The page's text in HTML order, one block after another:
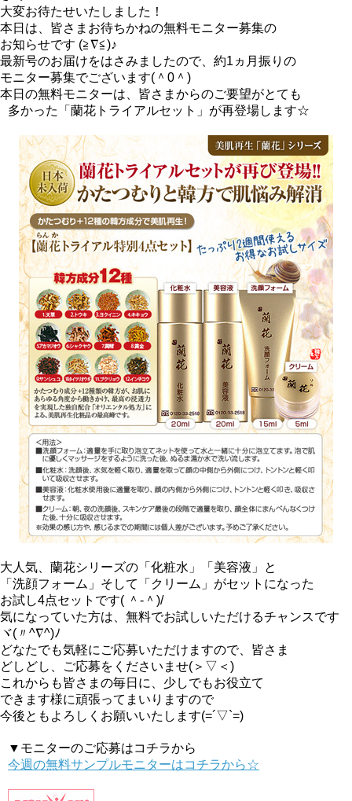
大変お待たせいたしました！
本日は、皆さまお待ちかねの無料モニター募集の
お知らせです (≧∇≦)♪
最新号のお届けをはさみましたので、約1ヵ月振りの
モニター募集でございます(＾0＾)
本日の無料モニターは、皆さまからのご要望がとても
多かった「蘭花トライアルセット」が再登場します☆
大人気、蘭花シリーズの「化粧水」「美容液」と
「洗顔フォーム」そして「クリーム」がセットになった
お試し4点セットです( ＾-＾)/
気になっていた方は、無料でお試しいただけるチャンスです
ヾ(〃^∇^)ﾉ
どなたでも気軽にご応募いただけますので、皆さま
どしどし、ご応募をくださいませ(＞▽＜)
これからも皆さまの毎日に、少しでもお役立て
できます様に頑張ってまいりますので
今後ともよろしくお願いいたします(=´▽`=)
▼モニターのご応募はコチラから
今週の無料サンプルモニターはコチラから☆